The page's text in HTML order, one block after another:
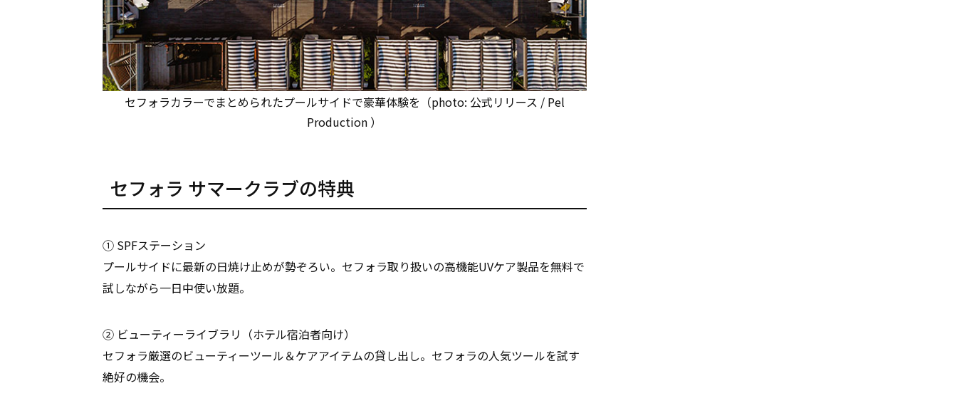
セフォラカラーでまとめられたプールサイドで豪華体験を（photo: 公式リリース / Pel
Production ）
セフォラ サマークラブの特典
① SPFステーション
プールサイドに最新の日焼け止めが勢ぞろい。セフォラ取り扱いの高機能UVケア製品を無料で
試しながら一日中使い放題。
② ビューティーライブラリ（ホテル宿泊者向け）
セフォラ厳選のビューティーツール＆ケアアイテムの貸し出し。セフォラの人気ツールを試す
絶好の機会。